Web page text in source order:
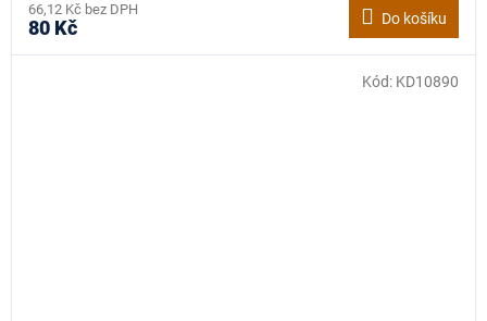
66,12 Kč bez DPH
80 Kč Do košíku
Kód: KD10890